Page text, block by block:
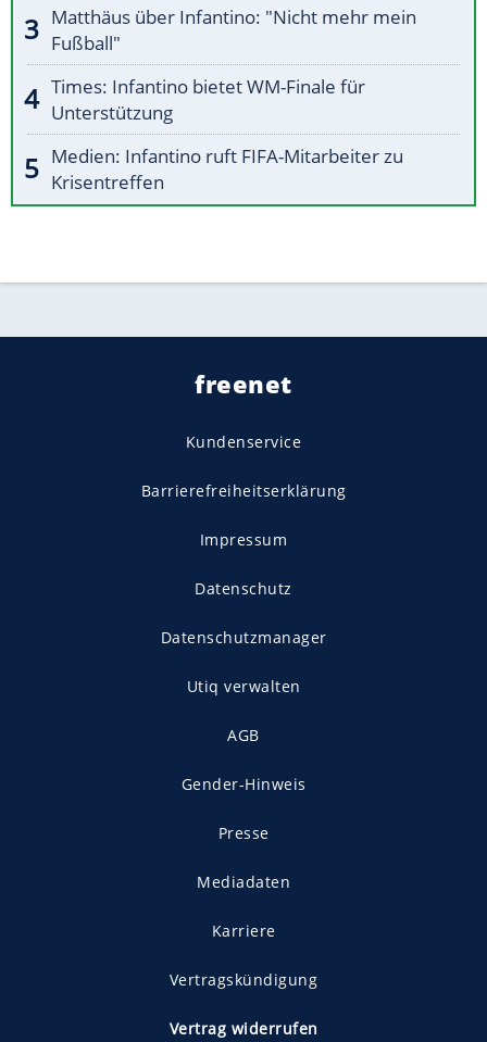
Matthäus über Infantino: "Nicht mehr mein
Fußball"
Times: Infantino bietet WM-Finale für
Unterstützung
Medien: Infantino ruft FIFA-Mitarbeiter zu
Krisentreffen
freenet
Kundenservice
Barrierefreiheitserklärung
Impressum
Datenschutz
Datenschutzmanager
Utiq verwalten
AGB
Gender-Hinweis
Presse
Mediadaten
Karriere
Vertragskündigung
Vertrag widerrufen